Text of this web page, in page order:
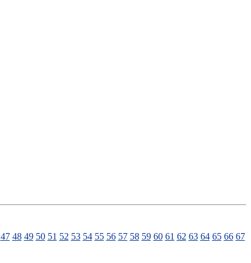
47 48 49 50 51 52 53 54 55 56 57 58 59 60 61 62 63 64 65 66 67